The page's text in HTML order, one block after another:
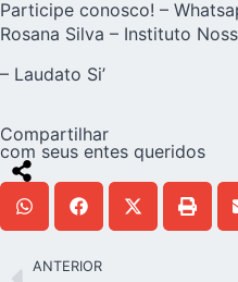
Participe conosco! –
Rosana Silva – Instituto
– Laudato Si’
Compartilhar
com seus entes queridos
ANTERIOR